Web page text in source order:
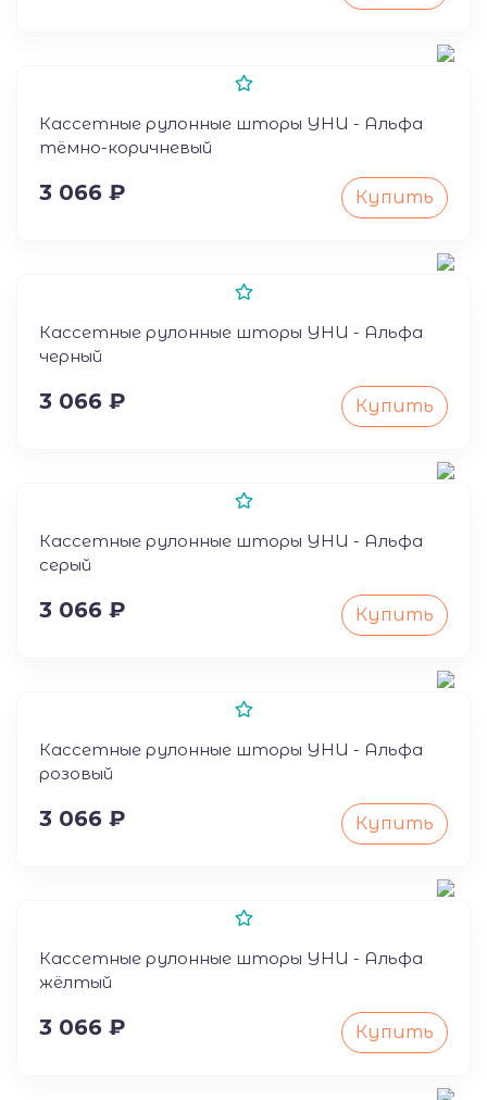
50
Кассетные рулонные шторы УНИ - Альфа
тёмно-коричневый
3 066 ₽ Купить
50
Кассетные рулонные шторы УНИ - Альфа
черный
3 066 ₽ Купить
50
Кассетные рулонные шторы УНИ - Альфа
серый
3 066 ₽ Купить
50
Кассетные рулонные шторы УНИ - Альфа
розовый
3 066 ₽ Купить
50
Кассетные рулонные шторы УНИ - Альфа
жёлтый
3 066 ₽ Купить